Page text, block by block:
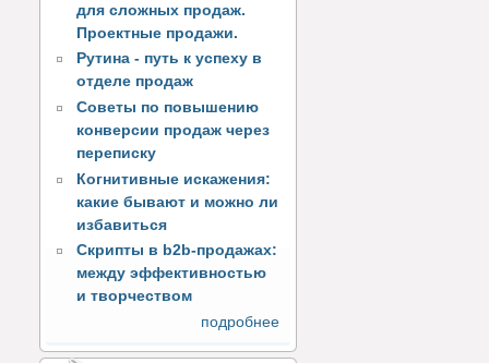
для сложных продаж.
Проектные продажи.
Рутина - путь к успеху в
отделе продаж
Советы по повышению
конверсии продаж через
переписку
Когнитивные искажения:
какие бывают и можно ли
избавиться
Скрипты в b2b-продажах:
между эффективностью
и творчеством
подробнее